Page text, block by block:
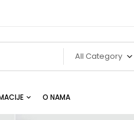
All Category
O NAMA